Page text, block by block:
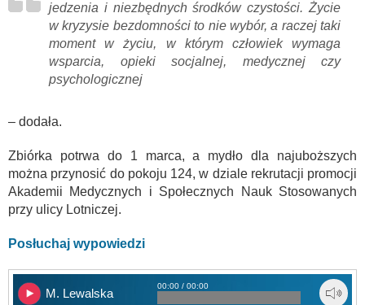
jedzenia i niezbędnych środków czystości. Życie
w kryzysie bezdomności to nie wybór, a raczej taki
moment w życiu, w którym człowiek wymaga
wsparcia, opieki socjalnej, medycznej czy
psychologicznej
– dodała.
Zbiórka potrwa do 1 marca, a mydło dla najuboższych
można przynosić do pokoju 124, w dziale rekrutacji promocji
Akademii Medycznych i Społecznych Nauk Stosowanych
przy ulicy Lotniczej.
Posłuchaj wypowiedzi
M. Lewalska
00:00 / 00:00